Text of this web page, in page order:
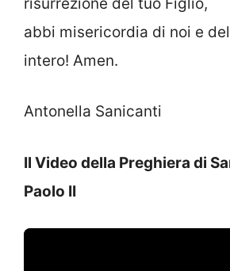
abbi misericordia di noi e
intero! Amen.
Antonella Sanicanti
Il Video della Preghiera di
Paolo II